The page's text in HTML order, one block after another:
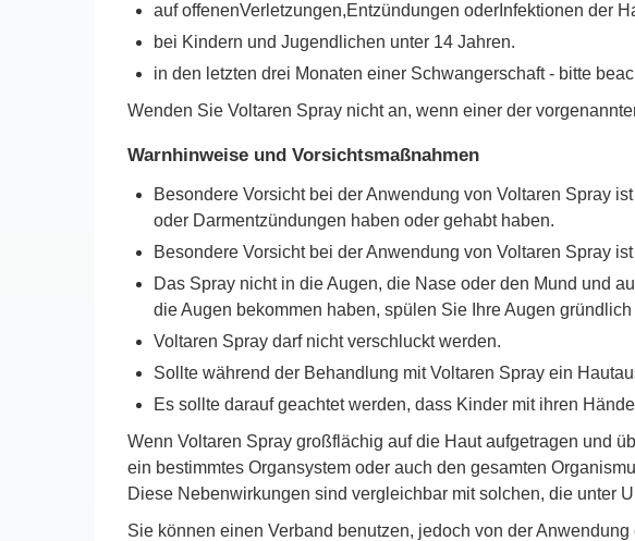
auf offenenVerletzungen,Entzündungen oderInfektionen der
bei Kindern und Jugendlichen unter 14 Jahren.
in den letzten drei Monaten einer Schwangerschaft - bitte
Wenden Sie Voltaren Spray nicht an, wenn einer der
Warnhinweise und Vorsichtsmaßnahmen
Besondere Vorsicht bei der Anwendung von Voltaren Spray
oder Darmentzündungen haben oder gehabt haben.
Besondere Vorsicht bei der Anwendung von Voltaren Spray
Das Spray nicht in die Augen, die Nase oder den Mund und
die Augen bekommen haben, spülen Sie Ihre Augen
Voltaren Spray darf nicht verschluckt werden.
Sollte während der Behandlung mit Voltaren Spray ein
Es sollte darauf geachtet werden, dass Kinder mit ihren
Wenn Voltaren Spray großflächig auf die Haut aufgetragen und
ein bestimmtes Organsystem oder auch den gesamten
Diese Nebenwirkungen sind vergleichbar mit solchen, die unter
Sie können einen Verband benutzen, jedoch von der